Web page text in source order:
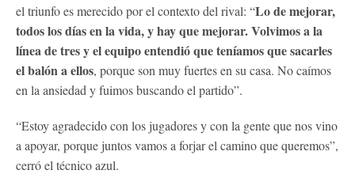
el triunfo es merecido por el contexto del rival: “Lo de mejorar,
todos los días en la vida, y hay que mejorar. Volvimos a la
línea de tres y el equipo entendió que teníamos que sacarles
el balón a ellos, porque son muy fuertes en su casa. No caímos
en la ansiedad y fuimos buscando el partido”.
“Estoy agradecido con los jugadores y con la gente que nos vino
a apoyar, porque juntos vamos a forjar el camino que queremos”,
cerró el técnico azul.